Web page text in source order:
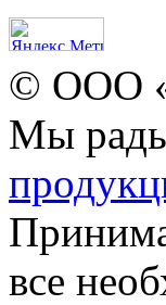
© ООО
Мы
все